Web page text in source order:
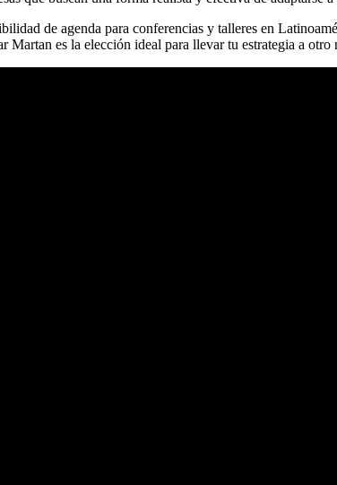
de agenda para conferencias y talleres en
es la elección ideal para llevar tu estrategia a otro